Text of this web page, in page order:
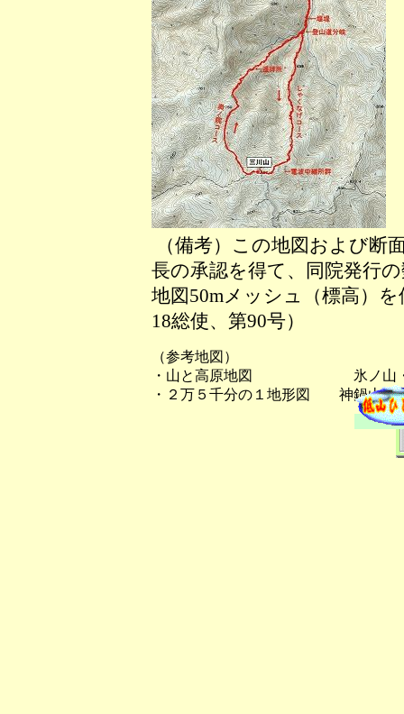
（備考）この地図および断
長の承認を得て、同院発行
地図50mメッシュ（標高）
18総使、第90号）
（参考地図）
・山と高原地図 氷ノ山・
・２万５千分の１地形図 神鍋山